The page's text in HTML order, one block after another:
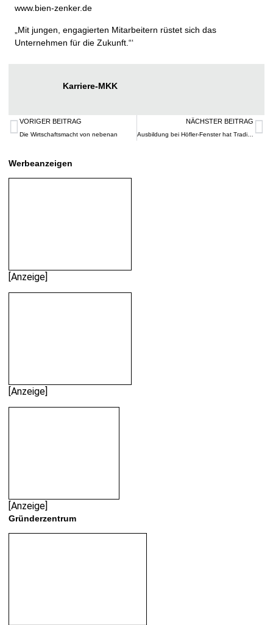
www.bien-zenker.de
„Mit jungen, engagierten Mitarbeitern rüstet sich das
Unternehmen für die Zukunft.“‘
Karriere-MKK
VORIGER BEITRAG
Die Wirtschaftsmacht von nebenan
NÄCHSTER BEITRAG
Ausbildung bei Höfler-Fenster hat Tradition
Werbeanzeigen
[Anzeige]
[Anzeige]
[Anzeige]
Gründerzentrum